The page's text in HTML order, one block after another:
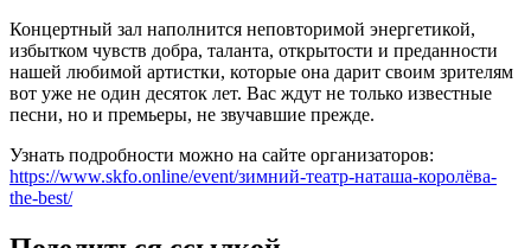
Концертный зал наполнится неповторимой энергетикой,
избытком чувств добра, таланта, открытости и преданности
нашей любимой артистки, которые она дарит своим зрителям
вот уже не один десяток лет. Вас ждут не только известные
песни, но и премьеры, не звучавшие прежде.
Узнать подробности можно на сайте организаторов:
https://www.skfo.online/event/зимний-театр-наташа-королёва-
the-best/